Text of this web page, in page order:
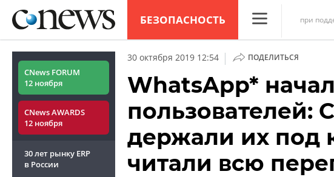
БЕЗОПАСНОСТЬ
Конференции
Маркет
Техника
ТВ
при
CNews FORUM
12 ноября
CNews AWARDS
12 ноября
30 лет рынку ERP
в России
30 октября 2019 12:54 | ПОДЕЛИТЬСЯ
WhatsApp*
пользователей:
держали их под
читали всю